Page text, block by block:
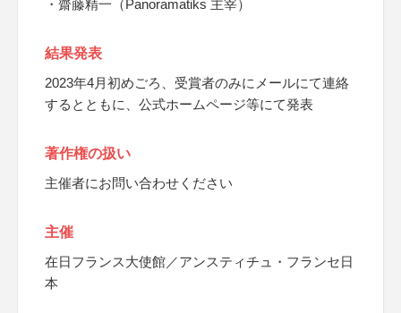
・齋藤精一（Panoramatiks 主宰）
結果発表
2023年4月初めごろ、受賞者のみにメールにて連絡
するとともに、公式ホームページ等にて発表
著作権の扱い
主催者にお問い合わせください
主催
在日フランス大使館／アンスティチュ・フランセ日
本